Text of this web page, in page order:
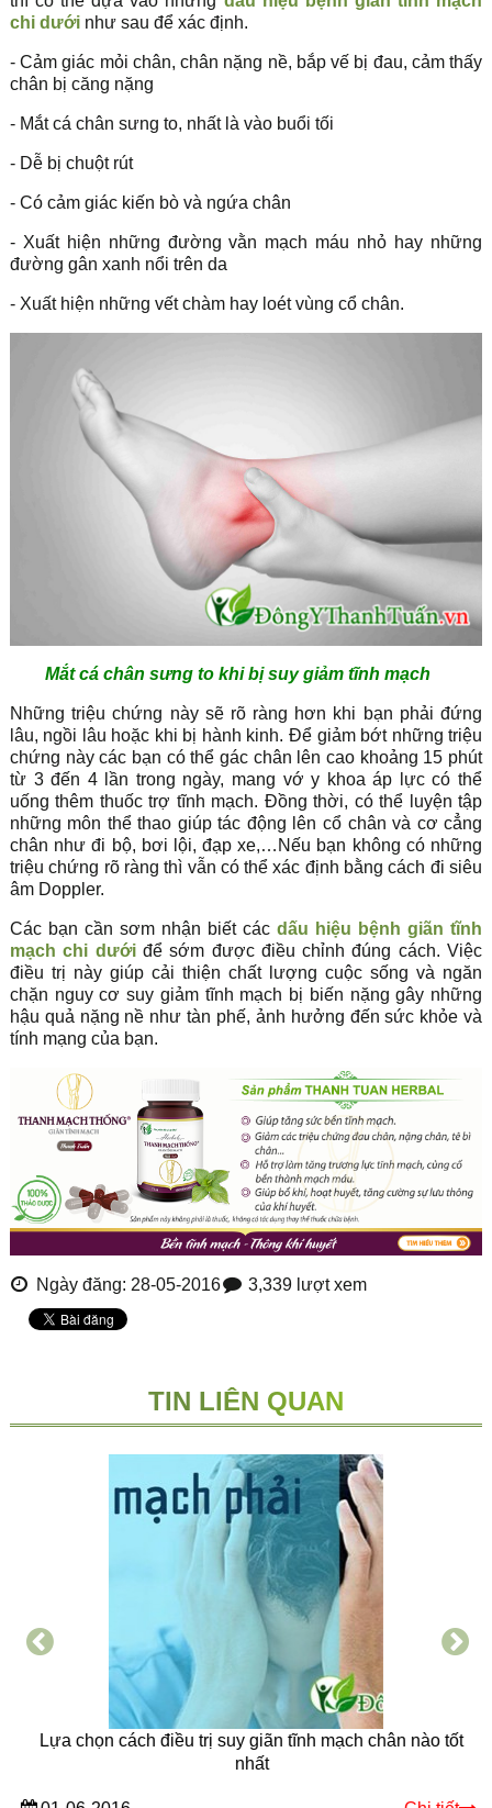
chi dướinhư sau để xác định.
- Cảm giác mỏi chân, chân nặng nề, bắp vế bị đau, cảm thấy
chân bị căng nặng
- Mắt cá chân sưng to, nhất là vào buổi tối
- Dễ bị chuột rút
- Có cảm giác kiến bò và ngứa chân
- Xuất hiện những đường vằn mạch máu nhỏ hay những
đường gân xanh nổi trên da
- Xuất hiện những vết chàm hay loét vùng cổ chân.
Mắt cá chân sưng to khi bị suy giảm tĩnh mạch
Những triệu chứng này sẽ rõ ràng hơn khi bạn phải đứng
lâu, ngồi lâu hoặc khi bị hành kinh. Để giảm bớt những triệu
chứng này các bạn có thể gác chân lên cao khoảng 15 phút
từ 3 đến 4 lần trong ngày, mang vớ y khoa áp lực có thể
uống thêm thuốc trợ tĩnh mạch. Đồng thời, có thể luyện tập
những môn thể thao giúp tác động lên cổ chân và cơ cẳng
chân như đi bộ, bơi lội, đạp xe,…Nếu bạn không có những
triệu chứng rõ ràng thì vẫn có thể xác định bằng cách đi siêu
âm Doppler.
Các bạn cần sơm nhận biết cácdấu hiệu bệnh giãn tĩnh
mạch chi dướiđể sớm được điều chỉnh đúng cách. Việc
điều trị này giúp cải thiện chất lượng cuộc sống và ngăn
chặn nguy cơ suy giảm tĩnh mạch bị biến nặng gây những
hậu quả nặng nề như tàn phế, ảnh hưởng đến sức khỏe và
tính mạng của bạn.
Ngày đăng: 28-05-2016 3,339 lượt xem
TIN LIÊN QUAN
Lựa chọn cách điều trị suy giãn tĩnh mạch chân nào tốt
nhất